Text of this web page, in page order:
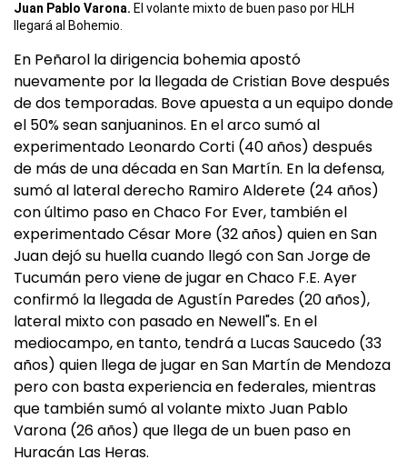
Juan Pablo Varona. El volante mixto de buen paso por HLH
llegará al Bohemio.
En Peñarol la dirigencia bohemia apostó
nuevamente por la llegada de Cristian Bove después
de dos temporadas. Bove apuesta a un equipo donde
el 50% sean sanjuaninos. En el arco sumó al
experimentado Leonardo Corti (40 años) después
de más de una década en San Martín. En la defensa,
sumó al lateral derecho Ramiro Alderete (24 años)
con último paso en Chaco For Ever, también el
experimentado César More (32 años) quien en San
Juan dejó su huella cuando llegó con San Jorge de
Tucumán pero viene de jugar en Chaco F.E. Ayer
confirmó la llegada de Agustín Paredes (20 años),
lateral mixto con pasado en Newell"s. En el
mediocampo, en tanto, tendrá a Lucas Saucedo (33
años) quien llega de jugar en San Martín de Mendoza
pero con basta experiencia en federales, mientras
que también sumó al volante mixto Juan Pablo
Varona (26 años) que llega de un buen paso en
Huracán Las Heras.